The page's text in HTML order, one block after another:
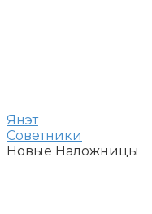
Янэт
Советники
Новые Наложницы